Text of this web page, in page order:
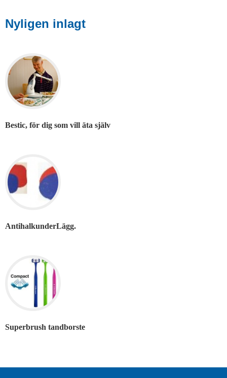
Nyligen inlagt
Bestic, för dig som vill äta själv
AntihalkunderLägg.
Superbrush tandborste